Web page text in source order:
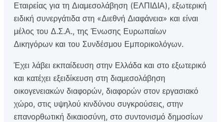
Εταιρείας για τη Διαμεσολάβηση (ΕΛΠΙΔΙΑ), εξωτερική
ειδική συνεργάτιδα στη «Διεθνή Διαφάνεια» και είναι
μέλος του Δ.Σ.Α., της Ένωσης Ευρωπαίων
Δικηγόρων και του Συνδέσμου Εμπορικολόγων.
Έχει λάβει εκπαίδευση στην Ελλάδα και στο εξωτερικό
και κατέχει εξειδίκευση στη διαμεσολάβηση
οικογενειακών διαφορών, διαφορών στον εργασιακό
χώρο, στις υψηλού κινδύνου συγκρούσεις, στην
επανορθωτική δικαιοσύνη, στο συντονισμό δημοσίων